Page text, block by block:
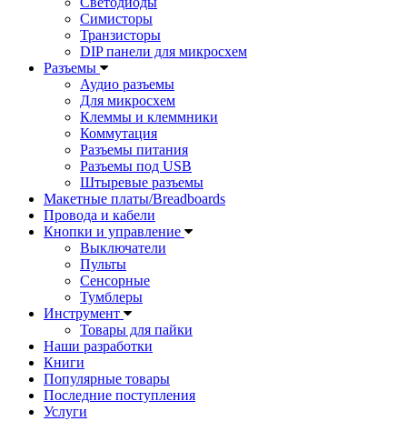
Симисторы
Транзисторы
DIP панели для микросхем
Разъемы
Аудио разъемы
Для микросхем
Клеммы и клеммники
Коммутация
Разъемы питания
Разъемы под USB
Штыревые разъемы
Макетные платы/Breadboards
Провода и кабели
Кнопки и управление
Выключатели
Пульты
Сенсорные
Тумблеры
Инструмент
Товары для пайки
Наши разработки
Книги
Популярные товары
Последние поступления
Услуги